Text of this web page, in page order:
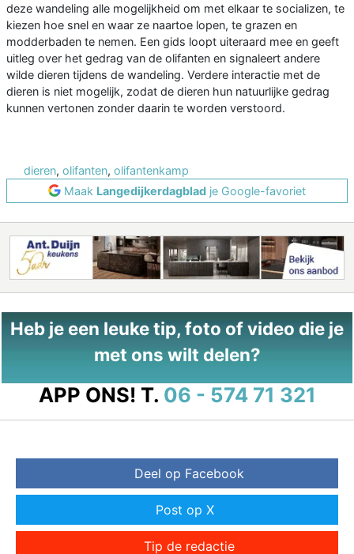
deze wandeling alle mogelijkheid om met elkaar te socializen, te
kiezen hoe snel en waar ze naartoe lopen, te grazen en
modderbaden te nemen. Een gids loopt uiteraard mee en geeft
uitleg over het gedrag van de olifanten en signaleert andere
wilde dieren tijdens de wandeling. Verdere interactie met de
dieren is niet mogelijk, zodat de dieren hun natuurlijke gedrag
kunnen vertonen zonder daarin te worden verstoord.
dieren, olifanten, olifantenkamp
Maak Langedijkerdagblad je Google-favoriet
Heb je een leuke tip, foto of video die je
met ons wilt delen?
APP ONS! T. 06 - 574 71 321
Deel op Facebook
Post op X
Tip de redactie